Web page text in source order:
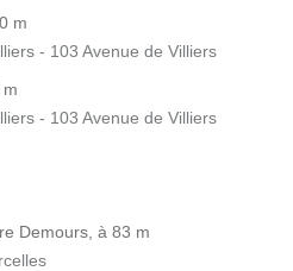
m
- 103 Avenue de Villiers
- 103 Avenue de Villiers
Demours, à 83 m